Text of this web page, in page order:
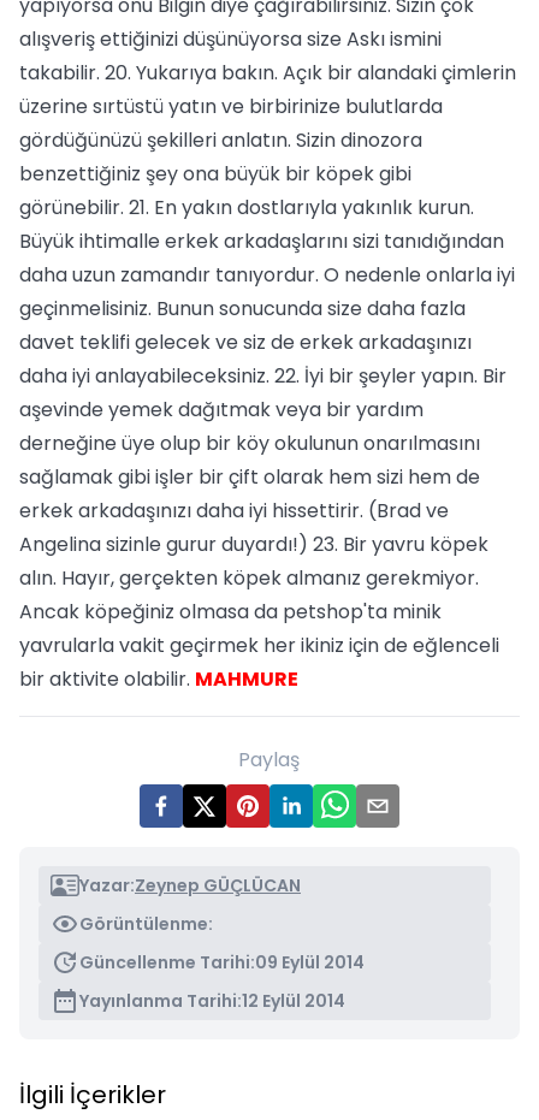
alışveriş ettiğinizi düşünüyorsa size Askı ismini
takabilir. 20. Yukarıya bakın. Açık bir alandaki çimlerin
üzerine sırtüstü yatın ve birbirinize bulutlarda
gördüğünüzü şekilleri anlatın. Sizin dinozora
benzettiğiniz şey ona büyük bir köpek gibi
görünebilir. 21. En yakın dostlarıyla yakınlık kurun.
Büyük ihtimalle erkek arkadaşlarını sizi tanıdığından
daha uzun zamandır tanıyordur. O nedenle onlarla iyi
geçinmelisiniz. Bunun sonucunda size daha fazla
davet teklifi gelecek ve siz de erkek arkadaşınızı
daha iyi anlayabileceksiniz. 22. İyi bir şeyler yapın. Bir
aşevinde yemek dağıtmak veya bir yardım
derneğine üye olup bir köy okulunun onarılmasını
sağlamak gibi işler bir çift olarak hem sizi hem de
erkek arkadaşınızı daha iyi hissettirir. (Brad ve
Angelina sizinle gurur duyardı!) 23. Bir yavru köpek
alın. Hayır, gerçekten köpek almanız gerekmiyor.
Ancak köpeğiniz olmasa da petshop'ta minik
yavrularla vakit geçirmek her ikiniz için de eğlenceli
bir aktivite olabilir. MAHMURE
Paylaş
Yazar:Zeynep GÜÇLÜCAN
Görüntülenme:
Güncellenme Tarihi:09 Eylül 2014
Yayınlanma Tarihi:12 Eylül 2014
İlgili İçerikler